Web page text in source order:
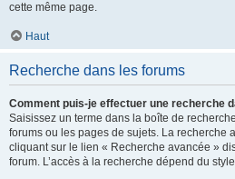
cette même page.
Haut
Recherche dans les forums
Comment puis-je effectuer une recherche
Saisissez un terme dans la boîte de
forums ou les pages de sujets. La recherche
cliquant sur le lien « Recherche avancée »
forum. L’accès à la recherche dépend du